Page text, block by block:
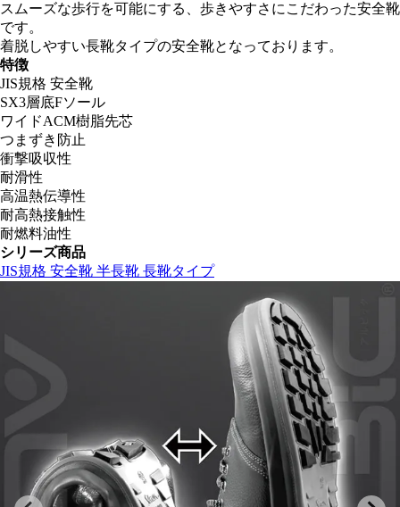
スムーズな歩行を可能にする、歩きやすさにこだわった安全靴
です。
着脱しやすい長靴タイプの安全靴となっております。
特徴
JIS規格 安全靴
SX3層底Fソール
ワイドACM樹脂先芯
つまずき防止
衝撃吸収性
耐滑性
高温熱伝導性
耐高熱接触性
耐燃料油性
シリーズ商品
JIS規格 安全靴 半長靴 長靴タイプ